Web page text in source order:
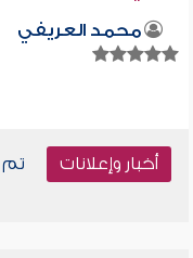
محمد العريفي
أخبار وإعلانات
تم